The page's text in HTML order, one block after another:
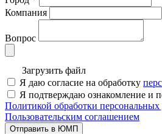
Компания
Вопрос
Загрузить файл
Я даю согласие на обработку
Я подтверждаю ознакомление и
Политикой обработки
Пользовательским соглашением
Отправить в ЮМП